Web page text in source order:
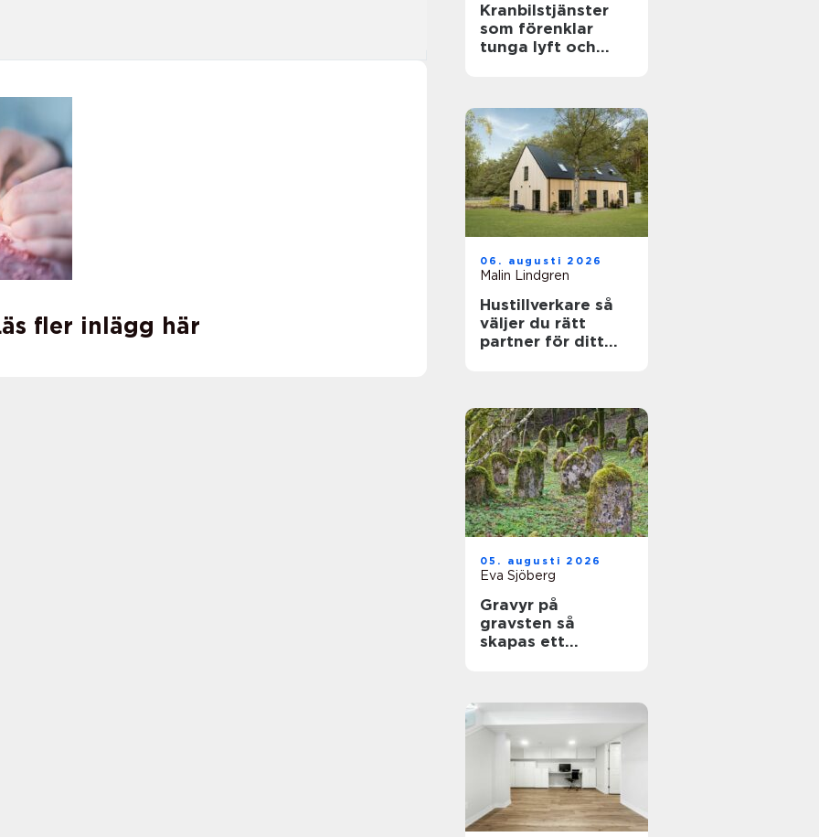
fler inlägg här
Kranbilstjänster
som förenklar
tunga lyft och
06. augusti 2026
Malin Lindgren
Hustillverkare så
väljer du rätt
partner för ditt
05. augusti 2026
Eva Sjöberg
Gravyr på
gravsten så
skapas ett